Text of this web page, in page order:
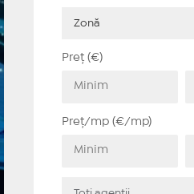
Preț (€)
Preț/mp (€/mp)